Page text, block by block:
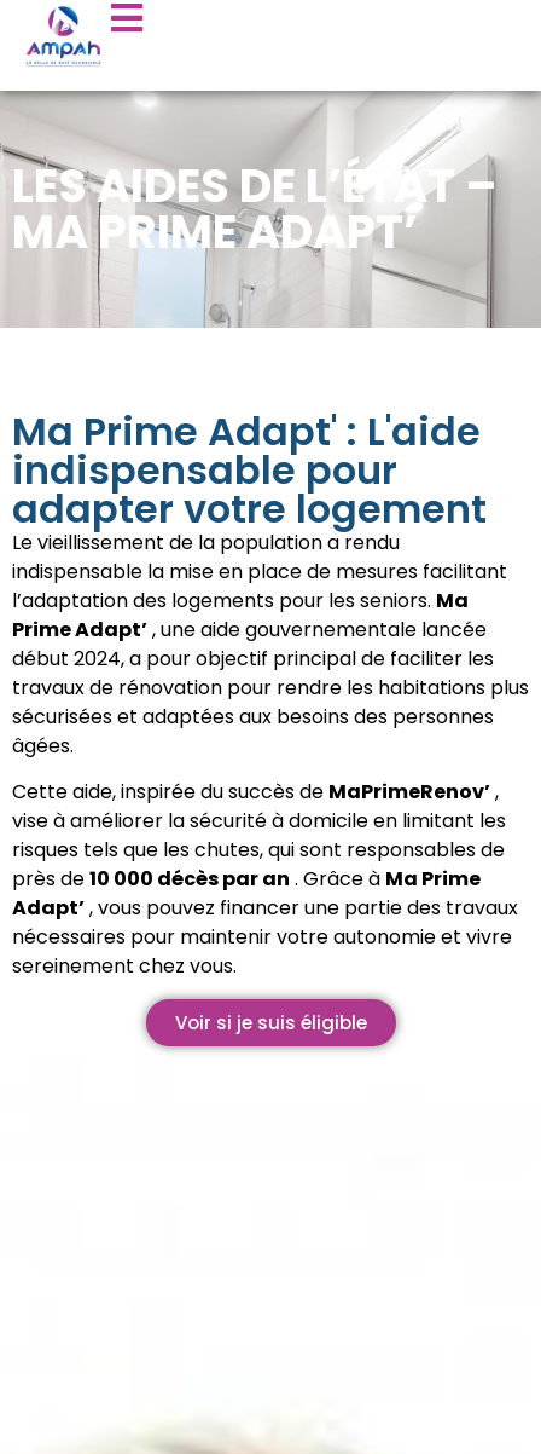
LES AIDES DE L’ÉTAT –
MA PRIME ADAPT’
Ma Prime Adapt' : L'aide
indispensable pour
adapter votre logement
Le vieillissement de la population a rendu
indispensable la mise en place de mesures facilitant
l’adaptation des logements pour les seniors. Ma
Prime Adapt’, une aide gouvernementale lancée
début 2024, a pour objectif principal de faciliter les
travaux de rénovation pour rendre les habitations plus
sécurisées et adaptées aux besoins des personnes
âgées.
Cette aide, inspirée du succès de MaPrimeRenov’,
vise à améliorer la sécurité à domicile en limitant les
risques tels que les chutes, qui sont responsables de
près de10 000 décès par an . Grâce à Ma Prime
Adapt’, vous pouvez financer une partie des travaux
nécessaires pour maintenir votre autonomie et vivre
sereinement chez vous.
Voir si je suis éligible